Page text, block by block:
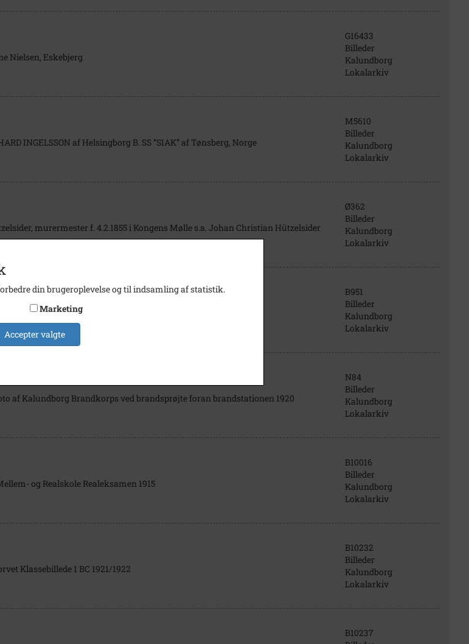
Nielsen, Eskebjerg
G16433
Billeder
Kalundborg
Lokalarkiv
INGELSSON af Helsingborg B. SS ”SIAK” af Tønsberg, Norge
M5610
Billeder
Kalundborg
Lokalarkiv
murermester f. 4.2.1855 i Kongens Mølle s.a. Johan Christian Hützelsider
Ø362
Billeder
Kalundborg
Lokalarkiv
B951
Billeder
Kalundborg
Lokalarkiv
af Kalundborg Brandkorps ved brandsprøjte foran brandstationen 1920
N84
Billeder
Kalundborg
Lokalarkiv
og Realskole Realeksamen 1915
B10016
Billeder
Kalundborg
Lokalarkiv
Klassebillede 1 BC 1921/1922
B10232
Billeder
Kalundborg
Lokalarkiv
B10237
din brugeroplevelse og til indsamling af statistik.
Marketing
Accepter valgte